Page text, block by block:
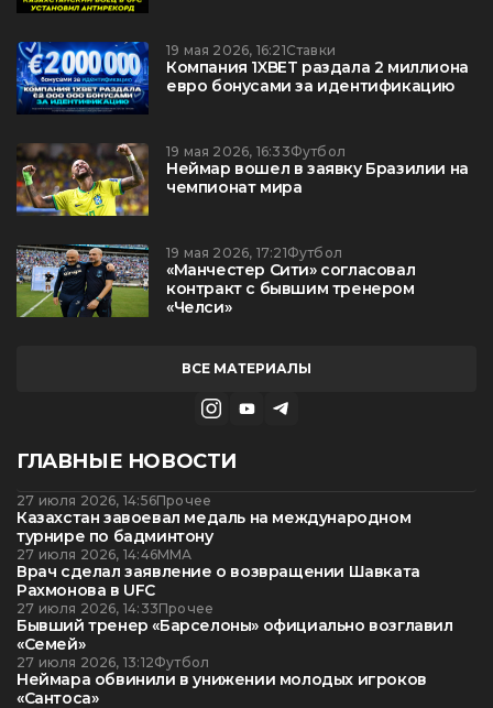
19 мая 2026, 16:21Ставки
Компания 1XBET раздала 2 миллиона
евро бонусами за идентификацию
19 мая 2026, 16:33Футбол
Неймар вошел в заявку Бразилии на
чемпионат мира
19 мая 2026, 17:21Футбол
«Манчестер Сити» согласовал
контракт с бывшим тренером
«Челси»
ВСЕ МАТЕРИАЛЫ
ГЛАВНЫЕ НОВОСТИ
27 июля 2026, 14:56Прочее
Казахстан завоевал медаль на международном
турнире по бадминтону
27 июля 2026, 14:46ММА
Врач сделал заявление о возвращении Шавката
Рахмонова в UFC
27 июля 2026, 14:33Прочее
Бывший тренер «Барселоны» официально возглавил
«Семей»
27 июля 2026, 13:12Футбол
Неймара обвинили в унижении молодых игроков
«Сантоса»